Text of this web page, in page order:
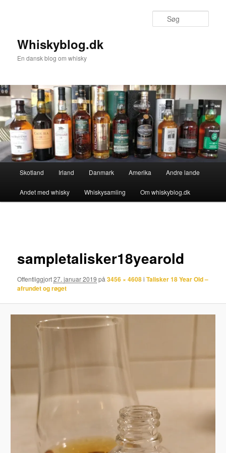
Whiskyblog.dk
En dansk blog om whisky
Skotland Irland Danmark Amerika Andre lande
Andet med whisky Whiskysamling Om whiskyblog.dk
sampletalisker18yearold
Offentliggjort27. januar 2019 på3456 × 4608iTalisker 18 Year Old –
afrundet og røget